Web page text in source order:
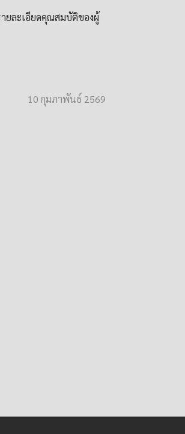
ยละเอียดคุณสมบัติของผู้
10 กุมภาพันธ์ 2569